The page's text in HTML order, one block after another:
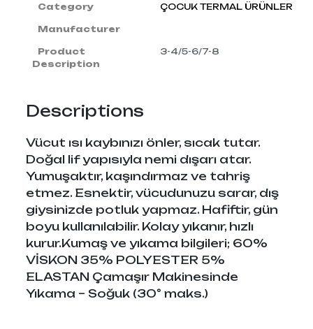
Category ÇOCUK TERMAL ÜRÜNLER
Manufacturer
Product
Description
3-4/5-6/7-8
Descriptions
Vücut ısı kaybınızı önler, sıcak tutar.
Doğal lif yapısıyla nemi dışarı atar.
Yumuşaktır, kaşındırmaz ve tahriş
etmez. Esnektir, vücudunuzu sarar, dış
giysinizde potluk yapmaz. Hafiftir, gün
boyu kullanılabilir. Kolay yıkanır, hızlı
kurur.Kumaş ve yıkama bilgileri; 60%
VİSKON 35% POLYESTER 5%
ELASTAN Çamaşır Makinesinde
Yıkama – Soğuk (30° maks.)